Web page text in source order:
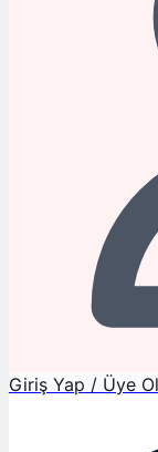
Giriş Yap / Üye Ol